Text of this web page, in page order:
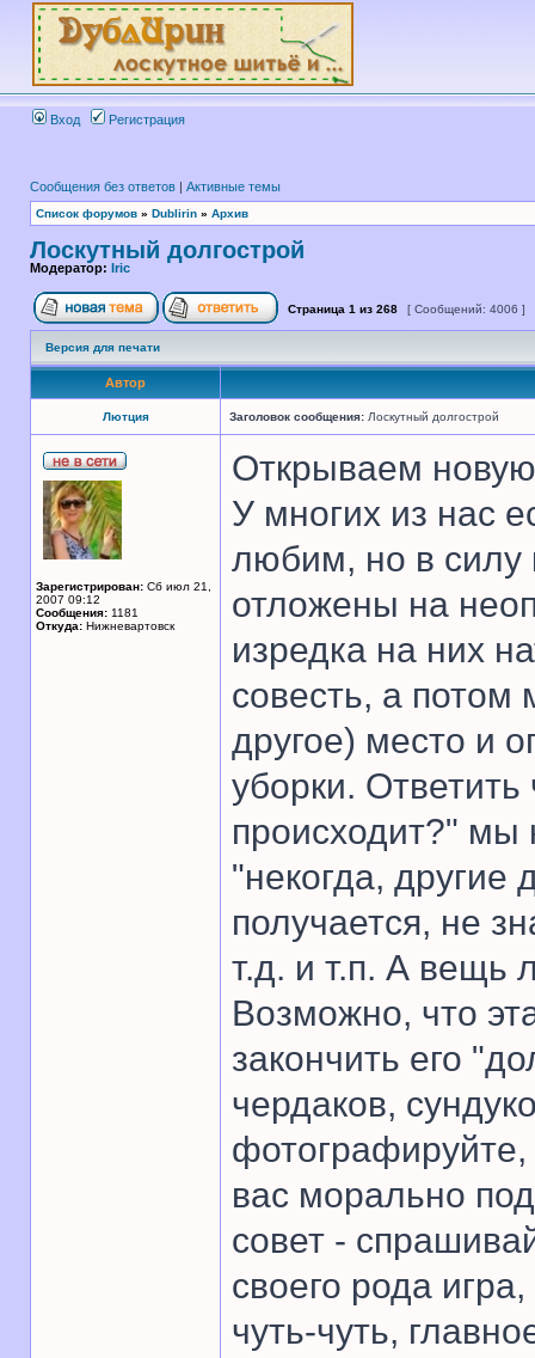
Вход Регистрация
Сообщения без ответов | Активные темы
Список форумов » Dublirin » Архив
Лоскутный долгострой
Модератор: Iric
Страница 1 из 268 [ Сообщений: 4006 ]
Версия для печати
Автор
Лютция Заголовок сообщения: Лоскутный долгострой
Зарегистрирован: Сб июл 21,
2007 09:12
Сообщения: 1181
Откуда: Нижневартовск
Открываем
У многих из нас
любим, но в силу
отложены на
изредка на них
совесть, а
другое) место и
уборки.
происходит?" мы
"некогда, другие
получается, не
т.д. и т.п. А вещь
Возможно, что
закончить его
чердаков,
вас морально
совет -
своего рода
чуть-чуть,